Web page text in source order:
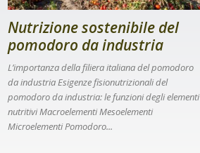
Nutrizione sostenibile del
pomodoro da industria
L’importanza della filiera italiana del pomodoro
da industria Esigenze fisionutrizionali del
pomodoro da industria: le funzioni degli elementi
nutritivi Macroelementi Mesoelementi
Microelementi Pomodoro...